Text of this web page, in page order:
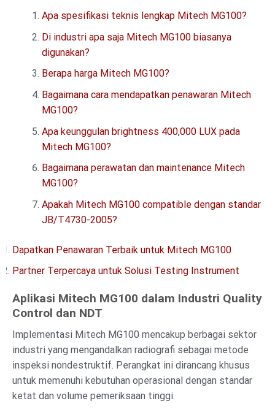
Apa spesifikasi teknis lengkap Mitech MG100?
Di industri apa saja Mitech MG100 biasanya
digunakan?
Berapa harga Mitech MG100?
Bagaimana cara mendapatkan penawaran Mitech
MG100?
Apa keunggulan brightness 400,000 LUX pada
Mitech MG100?
Bagaimana perawatan dan maintenance Mitech
MG100?
Apakah Mitech MG100 compatible dengan standar
JB/T4730-2005?
Dapatkan Penawaran Terbaik untuk Mitech MG100
Partner Terpercaya untuk Solusi Testing Instrument
Aplikasi Mitech MG100 dalam Industri Quality
Control dan NDT
Implementasi Mitech MG100 mencakup berbagai sektor
industri yang mengandalkan radiografi sebagai metode
inspeksi nondestruktif. Perangkat ini dirancang khusus
untuk memenuhi kebutuhan operasional dengan standar
ketat dan volume pemeriksaan tinggi.